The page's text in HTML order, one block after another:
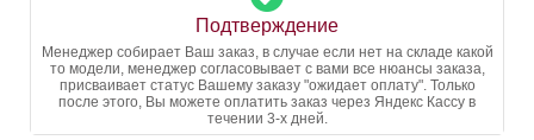
Подтверждение
Менеджер собирает Ваш заказ, в случае если нет на складе какой
то модели, менеджер согласовывает с вами все нюансы заказа,
присваивает статус Вашему заказу "ожидает оплату". Только
после этого, Вы можете оплатить заказ через Яндекс Кассу в
течении 3-х дней.